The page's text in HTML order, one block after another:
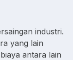
industri.
yang lain
antara lain